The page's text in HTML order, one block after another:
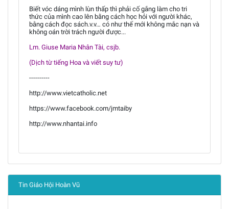
Biết vóc dáng mình lùn thấp thì phải cố gắng làm cho tri
thức của mình cao lên bằng cách học hỏi với người khác,
bằng cách đọc sách.v.v… có như thế mới không mắc nạn và
không oán trời trách người được...
Lm. Giuse Maria Nhân Tài, csjb.
(Dịch từ tiếng Hoa và viết suy tư)
----------
http://www.vietcatholic.net
https://www.facebook.com/jmtaiby
http://www.nhantai.info
Tin Giáo Hội Hoàn Vũ